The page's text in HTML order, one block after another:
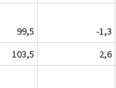
99,5 -1,3
103,5 2,6